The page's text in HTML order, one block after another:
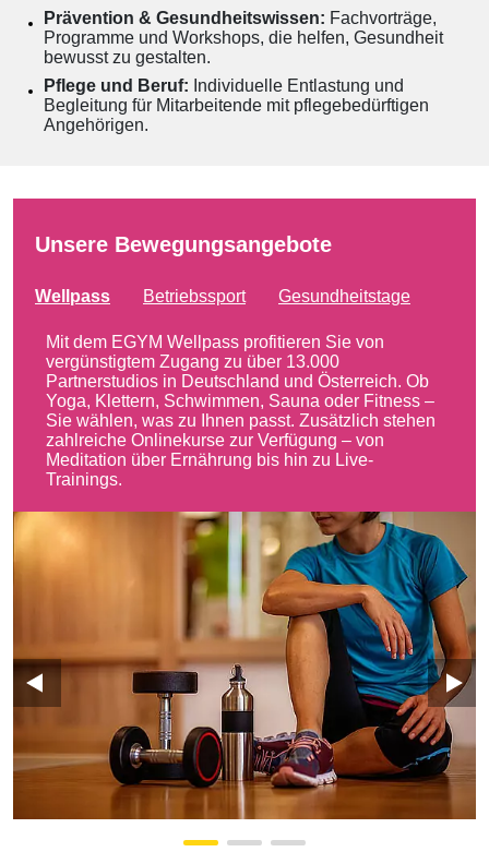
Prävention & Gesundheitswissen: Fachvorträge,
Programme und Workshops, die helfen, Gesundheit
bewusst zu gestalten.
Pflege und Beruf: Individuelle Entlastung und
Begleitung für Mitarbeitende mit pflegebedürftigen
Angehörigen.
Unsere Bewegungsangebote
Wellpass Betriebssport Gesundheitstage
Mit dem EGYM Wellpass profitieren Sie von
vergünstigtem Zugang zu über 13.000
Partnerstudios in Deutschland und Österreich. Ob
Yoga, Klettern, Schwimmen, Sauna oder Fitness –
Sie wählen, was zu Ihnen passt. Zusätzlich stehen
zahlreiche Onlinekurse zur Verfügung – von
Meditation über Ernährung bis hin zu Live-
Trainings.